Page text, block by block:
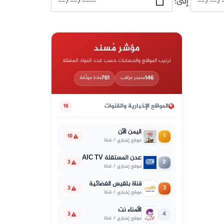
مؤشر مُسند
ترتيب المواقع والحسابات حسب عدد المواد المضللة
146مصدر مراقب 761مادة موثّقة
المواقع الإخبارية والقنوات 16
1 اليمن الآن
موقع إخباري / قناة 10
2 عدن المستقلة AIC TV
موقع إخباري / قناة 3
3 قناة بلقيس الفضائية
موقع إخباري / قناة 3
4 الأمناء نت
موقع إخباري / قناة 3